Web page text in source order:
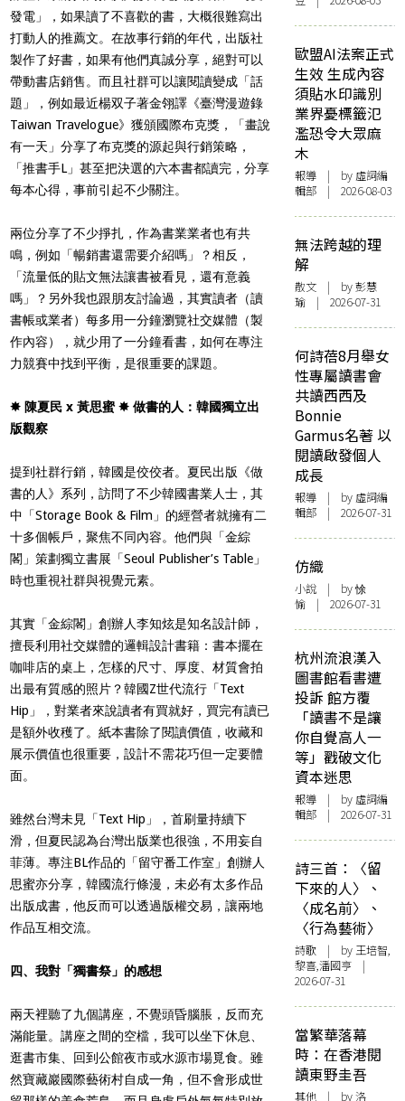
發電」，如果讀了不喜歡的書，大概很難寫出
打動人的推薦文。在故事行銷的年代，出版社
製作了好書，如果有他們真誠分享，絕對可以
帶動書店銷售。而且社群可以讓閱讀變成「話
題」，例如最近楊双子著金翎譯《臺灣漫遊錄
Taiwan Travelogue》獲頒國際布克獎，「畫說
有一天」分享了布克獎的源起與行銷策略，
「推書手L」甚至把決選的六本書都讀完，分享
每本心得，事前引起不少關注。
兩位分享了不少掙扎，作為書業業者也有共
鳴，例如「暢銷書還需要介紹嗎」？相反，
「流量低的貼文無法讓書被看見，還有意義
嗎」？另外我也跟朋友討論過，其實讀者（讀
書帳或業者）每多用一分鐘瀏覽社交媒體（製
作內容），就少用了一分鐘看書，如何在專注
力競賽中找到平衡，是很重要的課題。
✸ 陳夏民 x 黃思蜜 ✸​ 做書的人：韓國獨立出
版觀察
提到社群行銷，韓國是佼佼者。夏民出版《做
書的人》系列，訪問了不少韓國書業人士，其
中「Storage Book & Film」的經營者就擁有二
十多個帳戶，聚焦不同內容。他們與「金綜
閣」策劃獨立書展「Seoul Publisher’s Table」
時也重視社群與視覺元素。
其實「金綜閣」創辦人李知炫是知名設計師，
擅長利用社交媒體的邏輯設計書籍：書本擺在
咖啡店的桌上，怎樣的尺寸、厚度、材質會拍
出最有質感的照片？韓國Z世代流行「Text
Hip」，對業者來說讀者有買就好，買完有讀已
是額外收穫了。紙本書除了閱讀價值，收藏和
展示價值也很重要，設計不需花巧但一定要體
面。
雖然台灣未見「Text Hip」，首刷量持續下
滑，但夏民認為台灣出版業也很強，不用妄自
菲薄。專注BL作品的「留守番工作室」創辦人
思蜜亦分享，韓國流行條漫，未必有太多作品
出版成書，他反而可以透過版權交易，讓兩地
作品互相交流。
四、我對「獨書祭」的感想
兩天裡聽了九個講座，不覺頭昏腦脹，反而充
滿能量。講座之間的空檔，我可以坐下休息、
逛書市集、回到公館夜市或水源市場覓食。雖
然寶藏巖國際藝術村自成一角，但不會形成世
歐盟AI法案正式
生效 生成內容
須貼水印識別
業界憂標籤氾
濫恐令大眾麻
木
報導 | by 虛詞編
輯部 | 2026-08-03
無法跨越的理
解
散文 | by 彭慧
瑜 | 2026-07-31
何詩蓓8月舉女
性專屬讀書會
共讀西西及
Bonnie
Garmus名著 以
閱讀啟發個人
成長
報導 | by 虛詞編
輯部 | 2026-07-31
仿織
小說 | by 悇
愉 | 2026-07-31
杭州流浪漢入
圖書館看書遭
投訴 館方覆
「讀書不是讓
你自覺高人一
等」戳破文化
資本迷思
報導 | by 虛詞編
輯部 | 2026-07-31
詩三首：〈留
下來的人〉、
〈成名前〉、
〈行為藝術〉
詩歌 | by 王培智,
黎喜,潘國亨 |
2026-07-31
當繁華落幕
時：在香港閱
讀東野圭吾
其他 | by洛